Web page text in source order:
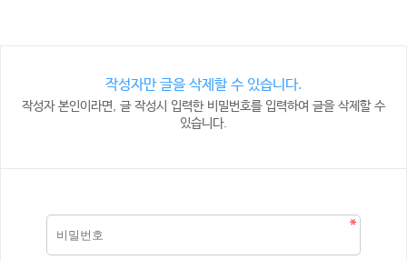
작성자만 글을 삭제할 수 있습니다.
작성자 본인이라면, 글 작성시 입력한 비밀번호를 입력하여 글을 삭제할 수
있습니다.